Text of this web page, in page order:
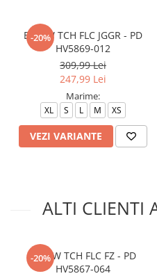
-20%
B NSW TCH FLC JGGR - PD
HV5869-012
309,99 Lei
247,99 Lei
Marime:
XL S L M XS
VEZI VARIANTE
ALTI CLIENTI
-20%
B NSW TCH FLC FZ - PD
HV5867-064